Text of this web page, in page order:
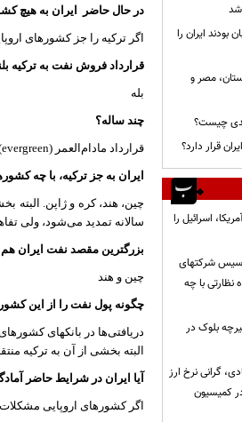
در حال حاضر ایران به هیچ
اگر ترکیه را جز کشورهای
قرارداد فروش نفت به ترکیه
بله
چند ساله؟
قرارداد مادام‌العمر (evergreen
ایران به جز ترکیه، با چه
چین، هند، کره و ژاپن. البته
سالانه تمدید می‌شود، ولی
بزرگترین مقصد نفت ایران
چین و هند
چگونه پول نفت را از این
دریافتی‌ها در بانکهای
البته بخشی از آن به ترکیه
آیا ایران در شرایط حاضر
اگر کشورهای اروپایی
شد
بودند ایران را
مصر و
چیست؟
قرار دارد؟
اسرائیل را
شرکتهای
نظارتی با چه
بلوک در
گرانی نرخ ارز
کمیسیون